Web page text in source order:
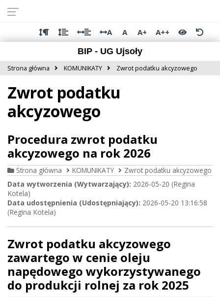
dostępności
głównej
treści
menu
stopki
A A A+
A++
BIP - UG Ujsoły
Strona główna KOMUNIKATY Zwrot podatku akcyzowego
Zwrot podatku
akcyzowego
Procedura zwrot podatku
akcyzowego na rok 2026
Strona główna KOMUNIKATY
Zwrot podatku akcyzowego
Data wytworzenia (Wytwarzający): 2026-05-20 (Regina
Kotela)
Data udostępnienia (Udostępniający): 2026-05-20 13:16:58
(Regina Kotela)
Zwrot podatku akcyzowego
zawartego w cenie oleju
napędowego wykorzystywanego
do produkcji rolnej za rok 2025